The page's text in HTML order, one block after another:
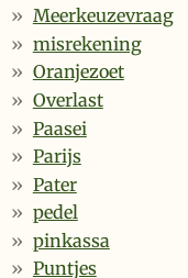
Meerkeuzevraag
misrekening
Oranjezoet
Overlast
Paasei
Parijs
Pater
pedel
pinkassa
Puntjes